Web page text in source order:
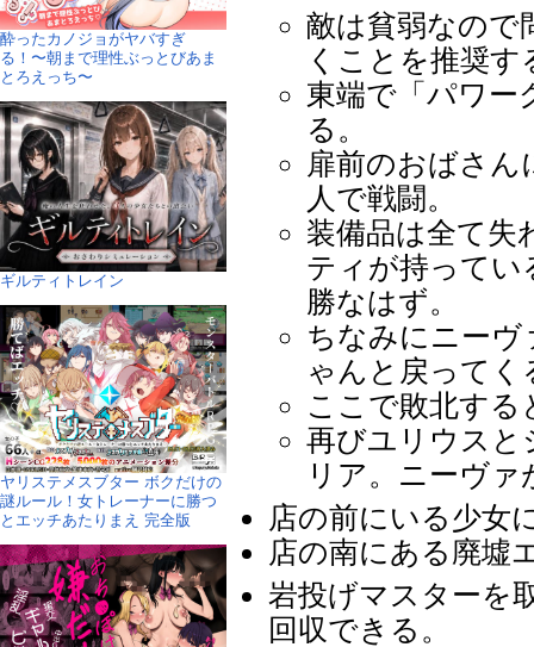
敵は貧弱なので
くことを推奨す
東端で「パワー
る。
扉前のおばさ
人で戦闘。
装備品は全て失
ティが持ってい
勝なはず。
ちなみにニーヴ
ゃんと戻ってく
ここで敗北する
再びユリウスと
リア。ニーヴァ
店の前にいる少女
店の南にある廃墟
岩投げマスターを
回収できる。
酔ったカノジョがヤバすぎ
る！〜朝まで理性ぶっとびあま
とろえっち〜
ギルティトレイン
ヤリステメスブター ボクだけの
謎ルール！女トレーナーに勝つ
とエッチあたりまえ 完全版